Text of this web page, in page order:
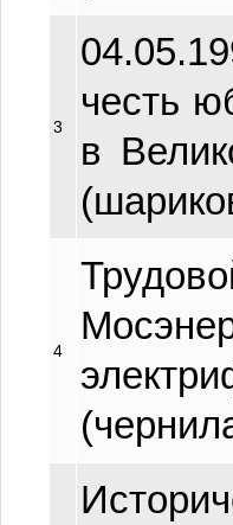
3
честь
в
4